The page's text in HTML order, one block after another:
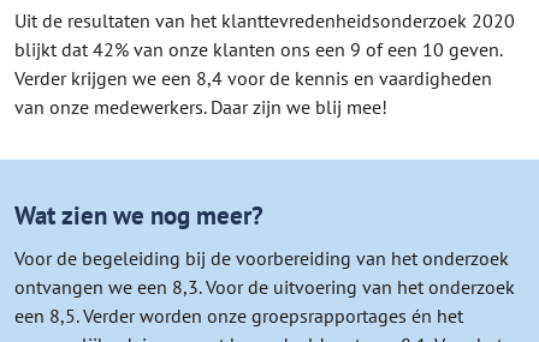
Uit de resultaten van het klanttevredenheidsonderzoek 2020
blijkt dat 42% van onze klanten ons een 9 of een 10 geven.
Verder krijgen we een 8,4 voor de kennis en vaardigheden
van onze medewerkers. Daar zijn we blij mee!
Wat zien we nog meer?
Voor de begeleiding bij de voorbereiding van het onderzoek
ontvangen we een 8,3. Voor de uitvoering van het onderzoek
een 8,5. Verder worden onze groepsrapportages én het